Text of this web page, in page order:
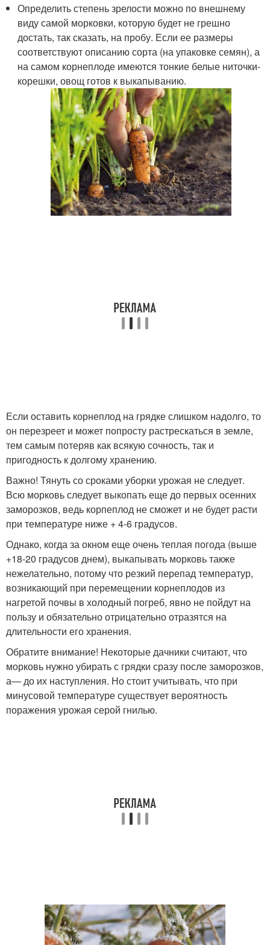
Определить степень зрелости можно по внешнему
виду самой морковки, которую будет не грешно
достать, так сказать, на пробу. Если ее размеры
соответствуют описанию сорта (на упаковке семян), а
на самом корнеплоде имеются тонкие белые ниточки-
корешки, овощ готов к выкапыванию.
Если оставить корнеплод на грядке слишком надолго, то
он перезреет и может попросту растрескаться в земле,
тем самым потеряв как всякую сочность, так и
пригодность к долгому хранению.
Важно! Тянуть со сроками уборки урожая не следует.
Всю морковь следует выкопать еще до первых осенних
заморозков, ведь корпеплод не сможет и не будет расти
при температуре ниже + 4-6 градусов.
Однако, когда за окном еще очень теплая погода (выше
+18-20 градусов днем), выкапывать морковь также
нежелательно, потому что резкий перепад температур,
возникающий при перемещении корнеплодов из
нагретой почвы в холодный погреб, явно не пойдут на
пользу и обязательно отрицательно отразятся на
длительности его хранения.
Обратите внимание! Некоторые дачники считают, что
морковь нужно убирать с грядки сразу после заморозков,
а— до их наступления. Но стоит учитывать, что при
минусовой температуре существует вероятность
поражения урожая серой гнилью.